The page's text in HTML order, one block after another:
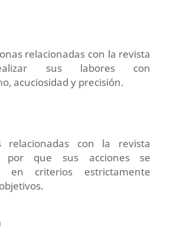
relacionadas con la revista
sus labores con
acuciosidad y precisión.
relacionadas con la revista
por que sus acciones se
en criterios estrictamente